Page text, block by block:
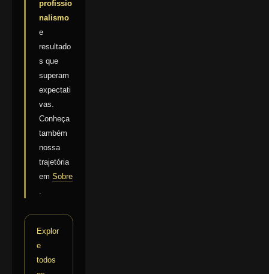
profissio
nalismo
e
resultado
s que
superam
expectati
vas.
Conheça
também
nossa
trajetória
em Sobre
.
Explor
e
todos